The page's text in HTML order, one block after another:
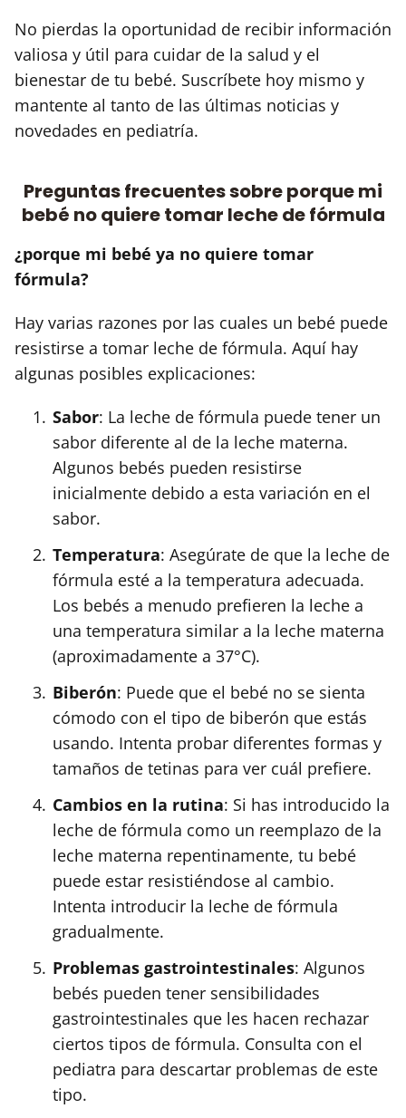
No pierdas la oportunidad de recibir información
valiosa y útil para cuidar de la salud y el
bienestar de tu bebé. Suscríbete hoy mismo y
mantente al tanto de las últimas noticias y
novedades en pediatría.
Preguntas frecuentes sobre porque mi
bebé no quiere tomar leche de fórmula
¿porque mi bebé ya no quiere tomar
fórmula?
Hay varias razones por las cuales un bebé puede
resistirse a tomar leche de fórmula. Aquí hay
algunas posibles explicaciones:
Sabor: La leche de fórmula puede tener un
sabor diferente al de la leche materna.
Algunos bebés pueden resistirse
inicialmente debido a esta variación en el
sabor.
Temperatura: Asegúrate de que la leche de
fórmula esté a la temperatura adecuada.
Los bebés a menudo prefieren la leche a
una temperatura similar a la leche materna
(aproximadamente a 37°C).
Biberón: Puede que el bebé no se sienta
cómodo con el tipo de biberón que estás
usando. Intenta probar diferentes formas y
tamaños de tetinas para ver cuál prefiere.
Cambios en la rutina: Si has introducido la
leche de fórmula como un reemplazo de la
leche materna repentinamente, tu bebé
puede estar resistiéndose al cambio.
Intenta introducir la leche de fórmula
gradualmente.
Problemas gastrointestinales: Algunos
bebés pueden tener sensibilidades
gastrointestinales que les hacen rechazar
ciertos tipos de fórmula. Consulta con el
pediatra para descartar problemas de este
tipo.